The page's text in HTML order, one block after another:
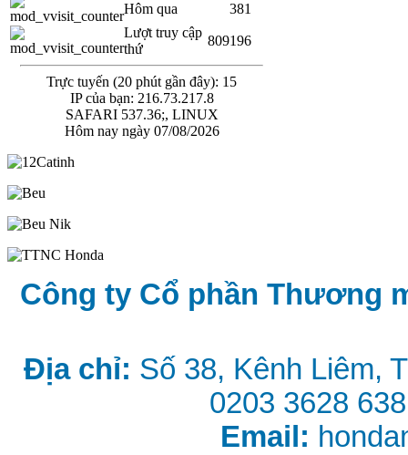
Hôm qua
381
Lượt truy cập
thứ
809196
Trực tuyến (20 phút gần đây): 15
IP của bạn: 216.73.217.8
SAFARI 537.36;, LINUX
Hôm nay ngày 07/08/2026
Công ty Cổ phần Thương
Địa chỉ: Số 38, Kênh Liêm,
0203 3628
Email: